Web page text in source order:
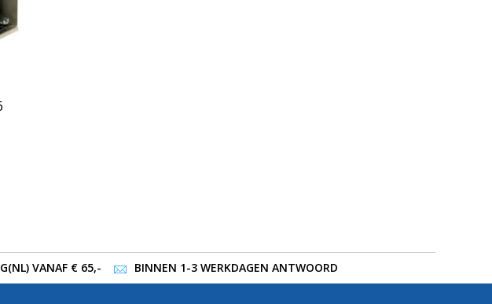
VANAF € 65,- BINNEN 1-3 WERKDAGEN ANTWOORD